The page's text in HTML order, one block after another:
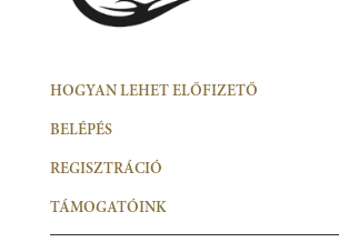
HOGYAN LEHET ELŐFIZETŐ
BELÉPÉS
REGISZTRÁCIÓ
TÁMOGATÓINK